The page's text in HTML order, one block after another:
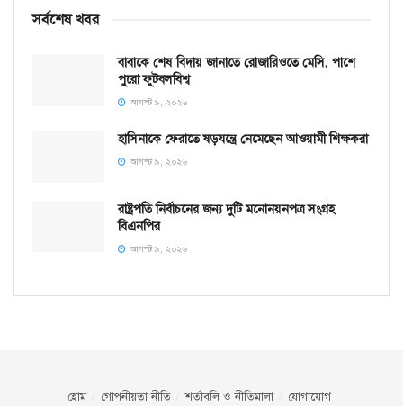
সর্বশেষ খবর
বাবাকে শেষ বিদায় জানাতে রোজারিওতে মেসি, পাশে
পুরো ফুটবলবিশ্ব
আগস্ট ৯, ২০২৬
হাসিনাকে ফেরাতে ষড়যন্ত্রে নেমেছেন আওয়ামী শিক্ষকরা
আগস্ট ৯, ২০২৬
রাষ্ট্রপতি নির্বাচনের জন্য দুটি মনোনয়নপত্র সংগ্রহ
বিএনপির
আগস্ট ৯, ২০২৬
হোম গোপনীয়তা নীতি শর্তাবলি ও নীতিমালা যোগাযোগ